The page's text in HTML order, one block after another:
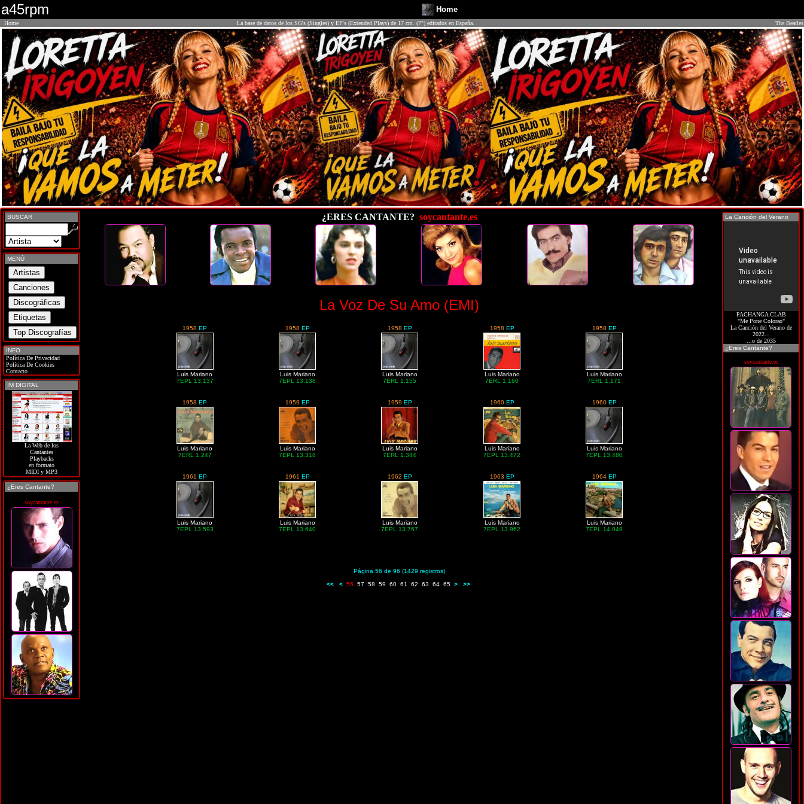
a45rpm Home
Home La base de datos de los SG's (Singles) y EP's (Extended Plays) de 17 cm. (7") editados en España. The Beatles
BUSCAR
MENÚ
INFO
Política De Privacidad
Política De Cookies
Contacto
IM DIGITAL
La Web de los
Cantantes
Playbacks
en formato
MIDI y MP3
¿Eres Cantante?
soycantante.es
¿ERES CANTANTE? soycantante.es
La Voz De Su Amo (EMI)
1958 EP
Luis Mariano
7EPL 13.137
1958 EP
Luis Mariano
7EPL 13.138
1958 EP
Luis Mariano
7ERL 1.155
1958 EP
Luis Mariano
7ERL 1.160
1958 EP
Luis Mariano
7ERL 1.171
1958 EP
Luis Mariano
7ERL 1.247
1959 EP
Luis Mariano
7EPL 13.318
1959 EP
Luis Mariano
7ERL 1.344
1960 EP
Luis Mariano
7EPL 13.472
1960 EP
Luis Mariano
7EPL 13.480
1961 EP
Luis Mariano
7EPL 13.593
1961 EP
Luis Mariano
7EPL 13.640
1962 EP
Luis Mariano
7EPL 13.767
1963 EP
Luis Mariano
7EPL 13.962
1964 EP
Luis Mariano
7EPL 14.049
Página 56 de 96 (1429 registros)
<<
< 56 57 58 59 60 61 62 63 64 65 > >>
La Canción del Verano
PACHANGA CLAB
"Me Pone Colorao"
La Canción del Verano de
2022...
...o de 2035
¿Eres Cantante?
soycantante.es